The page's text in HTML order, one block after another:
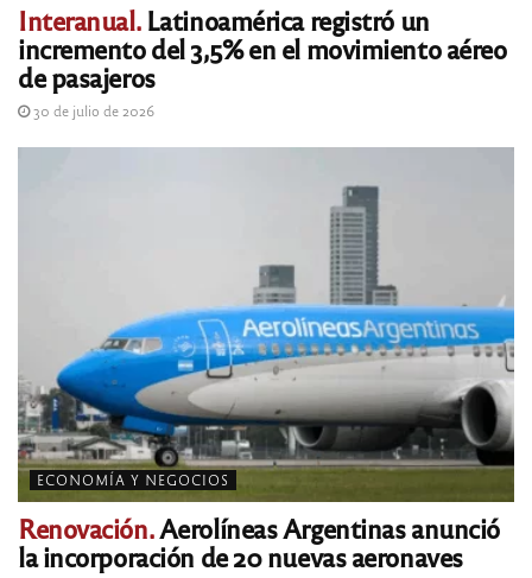
Interanual.Latinoamérica registró un
incremento del 3,5% en el movimiento aéreo
de pasajeros
30 de julio de 2026
ECONOMÍA Y NEGOCIOS
Renovación.Aerolíneas Argentinas anunció
la incorporación de 20 nuevas aeronaves